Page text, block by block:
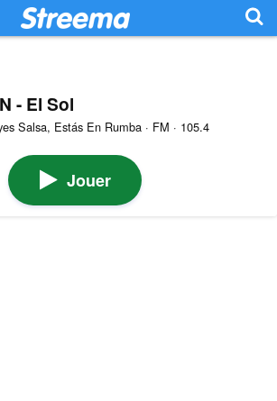
- El Sol
Salsa, Estás En Rumba · FM · 105.4
Jouer